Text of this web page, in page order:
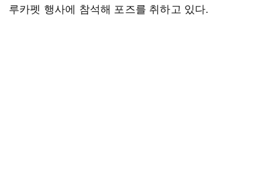
루카펫 행사에 참석해 포즈를 취하고 있다.